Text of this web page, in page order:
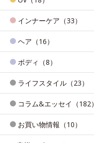
インナーケア（33）
ヘア（16）
ボディ（8）
ライフスタイル（23）
コラム&エッセイ（182）
お買い物情報（10）